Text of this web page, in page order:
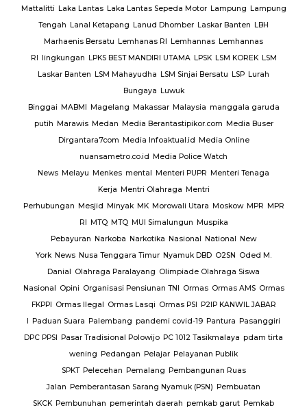
Mattalitti Laka Lantas Laka Lantas Sepeda Motor Lampung Lampung
Tengah Lanal Ketapang Lanud Dhomber Laskar Banten LBH
Marhaenis Bersatu Lemhanas RI Lemhannas Lemhannas
RI lingkungan LPKS BEST MANDIRI UTAMA LPSK LSM KOREK LSM
Laskar Banten LSM Mahayudha LSM Sinjai Bersatu LSP Lurah
Bungaya Luwuk
Binggai MABMI Magelang Makassar Malaysia manggala garuda
putih Marawis Medan Media Berantastipikor.com Media Buser
Dirgantara7com Media Infoaktual.id Media Online
nuansametro.co.id Media Police Watch
News Melayu Menkes mental Menteri PUPR Menteri Tenaga
Kerja Mentri Olahraga Mentri
Perhubungan Mesjid Minyak MK Morowali Utara Moskow MPR MPR
RI MTQ MTQ MUI Simalungun Muspika
Pebayuran Narkoba Narkotika Nasional National New
York News Nusa Tenggara Timur Nyamuk DBD O2SN Oded M.
Danial Olahraga Paralayang Olimpiade Olahraga Siswa
Nasional Opini Organisasi Pensiunan TNI Ormas Ormas AMS Ormas
FKPPI Ormas Ilegal Ormas Lasqi Ormas PSI P2IP KANWIL JABAR
I Paduan Suara Palembang pandemi covid-19 Pantura Pasanggiri
DPC PPSI Pasar Tradisional Polowijo PC 1012 Tasikmalaya pdam tirta
wening Pedangan Pelajar Pelayanan Publik
SPKT Pelecehan Pemalang Pembangunan Ruas
Jalan Pemberantasan Sarang Nyamuk (PSN) Pembuatan
SKCK Pembunuhan pemerintah daerah pemkab garut Pemkab